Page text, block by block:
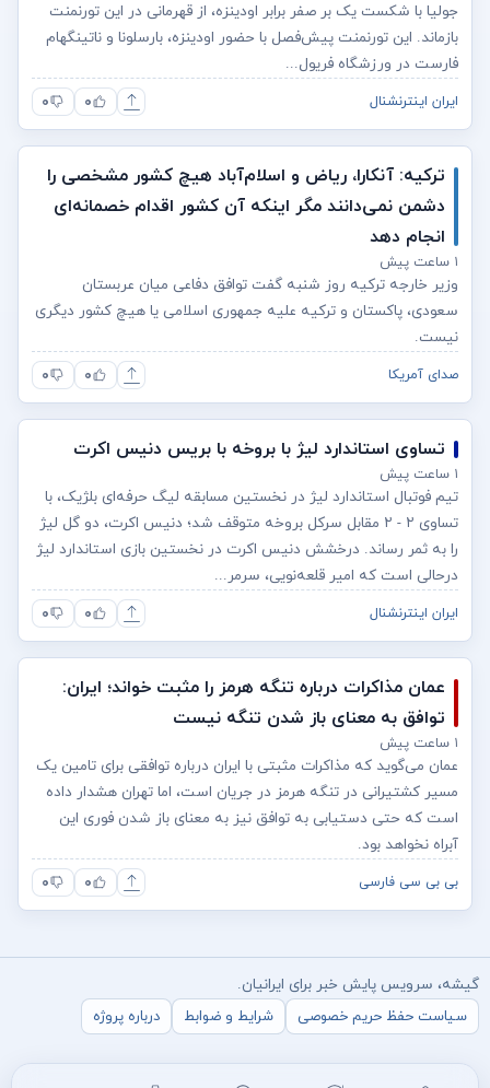
جولیا با شکست یک بر صفر برابر اودینزه، از قهرمانی در این تورنمنت
بازماند. این تورنمنت پیش‌فصل با حضور اودینزه، بارسلونا و ناتینگهام
فارست در ورزشگاه فریول...
ایران اینترنشنال ۰ ۰
ترکیه: آنکارا، ریاض و اسلام‌آباد هیچ کشور مشخصی را
دشمن نمی‌دانند مگر اینکه آن کشور اقدام خصمانه‌ای
انجام دهد
۱ ساعت پیش
وزیر خارجه ترکیه روز شنبه گفت توافق دفاعی میان عربستان
سعودی، پاکستان و ترکیه علیه جمهوری اسلامی یا هیچ کشور دیگری
نیست.
صدای آمریکا ۰ ۰
تساوی استاندارد لیژ با بروخه با بریس دنیس اکرت
۱ ساعت پیش
تیم فوتبال استاندارد لیژ در نخستین مسابقه لیگ حرفه‌ای بلژیک، با
تساوی ۲ - ۲ مقابل سرکل بروخه متوقف شد؛ دنیس اکرت، دو گل لیژ
را به ثمر رساند. درخشش دنیس اکرت در نخستین بازی استاندارد لیژ
درحالی است که امیر قلعه‌نویی، سرمر...
ایران اینترنشنال ۰ ۰
عمان مذاکرات درباره تنگه هرمز را مثبت خواند؛ ایران:
توافق به معنای باز شدن تنگه نیست
۱ ساعت پیش
عمان می‌گوید که مذاکرات مثبتی با ایران درباره توافقی برای تامین یک
مسیر کشتیرانی در تنگه هرمز در جریان است، اما تهران هشدار داده
است که حتی دستیابی به توافق نیز به معنای باز شدن فوری این
آبراه نخواهد بود.
بی بی سی فارسی ۰ ۰
گیشه، سرویس پایش خبر برای ایرانیان.
سیاست حفظ حریم خصوصی
شرایط و ضوابط درباره پروژه